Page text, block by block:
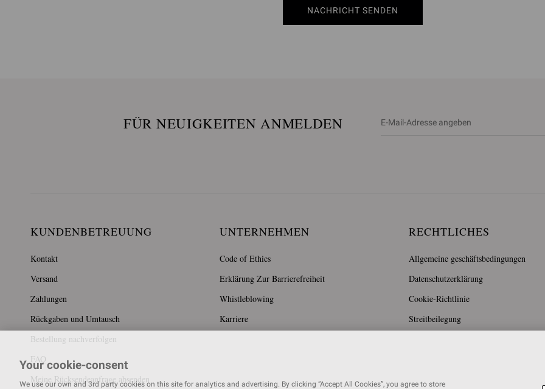
NACHRICHT SENDEN
FÜR NEUIGKEITEN ANMELDEN
KUNDENBETREUUNG
Kontakt
Versand
Zahlungen
Rückgaben und Umtausch
Bestellung nachverfolgen
FAQ
Meine Rücksendeanfrage absenden
UNTERNEHMEN
Code of Ethics
Erklärung Zur Barrierefreiheit
Whistleblowing
Karriere
RECHTLICHES
Allgemeine geschäftsbedingungen
Datenschutzerklärung
Cookie-Richtlinie
Streitbeilegung
Your cookie-consent
We use our own and 3rd party cookies on this site for analytics and advertising. By clicking “Accept All Cookies”, you agree to store